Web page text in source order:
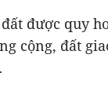
được quy
cộng, đất